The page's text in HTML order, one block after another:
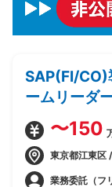
SAP(FI/CO)
ームリーダ
〜150
東京都江東区
業務委託（フ